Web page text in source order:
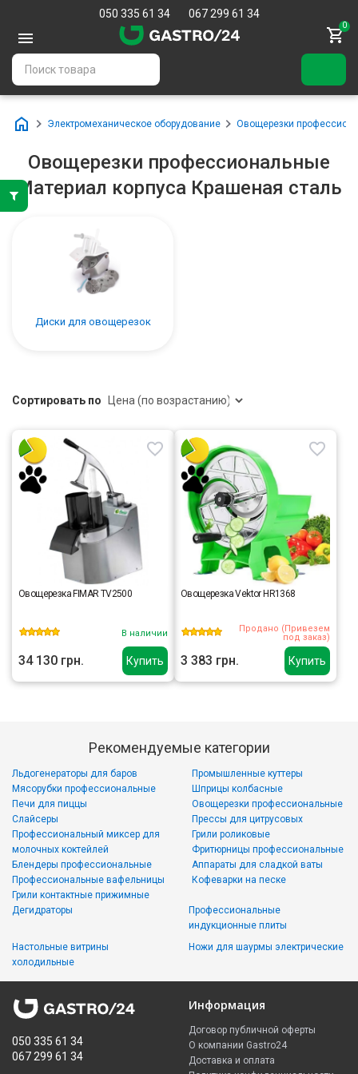
050 335 61 34 067 299 61 34
0
Электромеханическое оборудование Овощерезки
Овощерезки профессиональные
Материал корпуса Крашеная сталь
Диски для овощерезок
Сортировать по
Купить
Овощерезка FIMAR TV2500
В наличии
34 130 грн. Купить
Овощерезка Vektor HR1368
Продано (Привезем
под заказ)
3 383 грн.
Рекомендуемые категории
Льдогенераторы для баров
Мясорубки профессиональные
Печи для пиццы
Слайсеры
Промышленные куттеры
Шприцы колбасные
Овощерезки профессиональные
Прессы для цитрусовых
Профессиональный миксер для
молочных коктейлей
Блендеры профессиональные
Профессиональные вафельницы
Грили контактные прижимные
Грили роликовые
Фритюрницы профессиональные
Аппараты для сладкой ваты
Кофеварки на песке
Дегидраторы
Настольные витрины
холодильные
Профессиональные
индукционные плиты
Ножи для шаурмы электрические
050 335 61 34
067 299 61 34
Информация
Договор публичной оферты
О компании Gastro24
Доставка и оплата